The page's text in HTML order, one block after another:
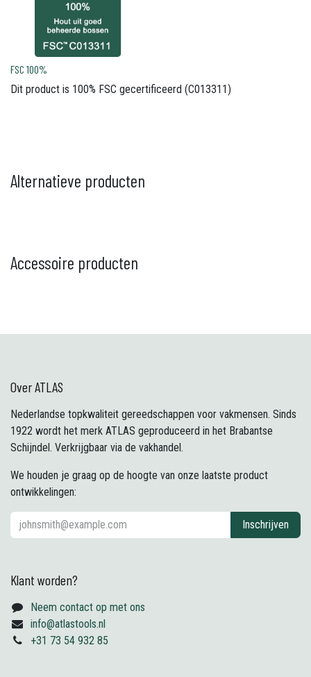
FSC 100%
Dit product is 100% FSC gecertificeerd (C013311)
Alternatieve producten
Accessoire producten
Over ATLAS
Nederlandse topkwaliteit gereedschappen voor vakmensen. Sinds
1922 wordt het merk ATLAS geproduceerd in het Brabantse
Schijndel. Verkrijgbaar via de vakhandel.
We houden je graag op de hoogte van onze laatste product
ontwikkelingen:
Inschrijven
Klant worden?
Neem contact op met ons
info@atlastools.nl
+31 73 54 932 85